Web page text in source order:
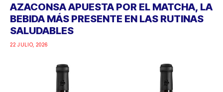
AZACONSA APUESTA POR EL MATCHA, LA
BEBIDA MÁS PRESENTE EN LAS RUTINAS
SALUDABLES
22 JULIO, 2026